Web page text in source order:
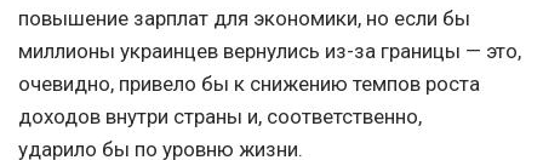
повышение зарплат для экономики, но если бы
миллионы украинцев вернулись из-за границы — это,
очевидно, привело бы к снижению темпов роста
доходов внутри страны и, соответственно,
ударило бы по уровню жизни.